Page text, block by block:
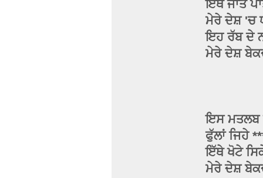
ਇਥੇ ਜਾਤ
ਮੇਰੇ ਦੇਸ਼ 'ਚ
ਇਹ ਰੱਬ ਦੇ
ਮੇਰੇ ਦੇਸ਼
ਇਸ ਮਤਲਬ
ਫੁੱਲਾਂ ਜਿਹੇ
ਇੱਥੇ ਖੋਟੇ
ਮੇਰੇ ਦੇਸ਼